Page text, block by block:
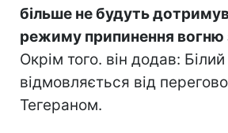
більше не будуть
режиму припинення вогню
Окрім того. він додав: Білий
відмовляється від
Тегераном.